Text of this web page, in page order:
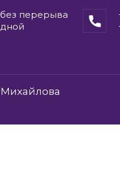
перерыва